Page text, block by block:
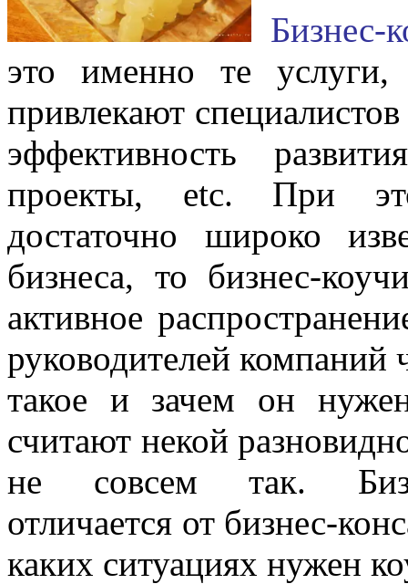
Бизнес-
это именно те услуги,
привлекают
эффективность
проекты, etc. При
достаточно широко
бизнеса, то бизнес-
активное
руководителей компаний
такое и зачем он
считают некой
не совсем так.
отличается от бизнес-
каких ситуациях нужен